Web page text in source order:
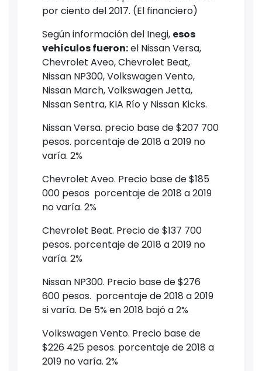
por ciento del 2017. (El financiero)
Según información del Inegi, esos
vehículos fueron:el Nissan Versa,
Chevrolet Aveo, Chevrolet Beat,
Nissan NP300, Volkswagen Vento,
Nissan March, Volkswagen Jetta,
Nissan Sentra, KIA Río y Nissan Kicks.
Nissan Versa. precio base de $207 700
pesos. porcentaje de 2018 a 2019 no
varía. 2%
Chevrolet Aveo. Precio base de $185
000 pesos porcentaje de 2018 a 2019
no varía. 2%
Chevrolet Beat. Precio de $137 700
pesos. porcentaje de 2018 a 2019 no
varía. 2%
Nissan NP300. Precio base de $276
600 pesos. porcentaje de 2018 a 2019
si varía. De 5% en 2018 bajó a 2%
Volkswagen Vento. Precio base de
$226 425 pesos. porcentaje de 2018 a
2019 no varía. 2%